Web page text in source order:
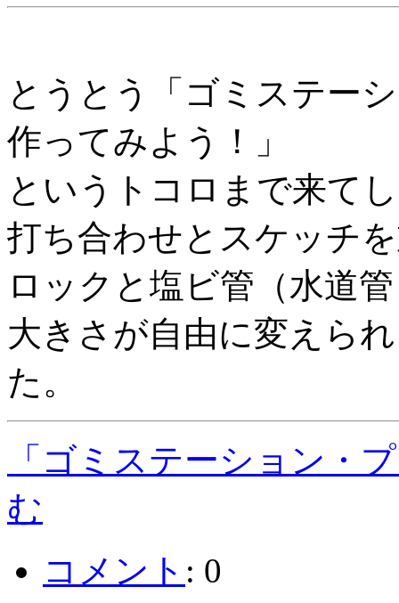
とうとう「ゴミステー
作ってみよう！」
というトコロまで来て
打ち合わせとスケッチ
ロックと塩ビ管（水道
大きさが自由に変えら
た。
「ゴミステーション・
む
コメント : 0